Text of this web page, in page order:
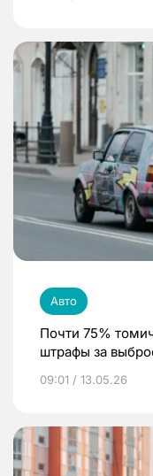
Авто
Почти 75%
штрафы за
09:01 / 13.05.26